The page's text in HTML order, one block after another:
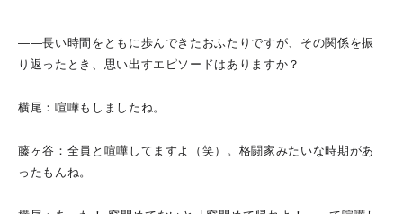
――長い時間をともに歩んできたおふたりですが、その関係を振
り返ったとき、思い出すエピソードはありますか？
横尾：喧嘩もしましたね。
藤ヶ谷：全員と喧嘩してますよ（笑）。格闘家みたいな時期があ
ったもんね。